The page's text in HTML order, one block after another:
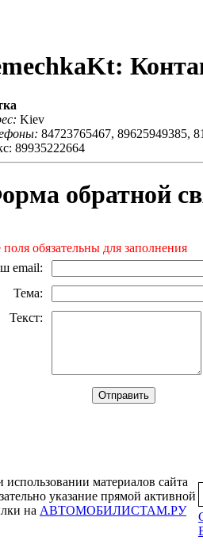
Kiev
84723765467, 89625949385,
89935222664
обратной
поля обязательны для заполнения
email:
Тема:
Текст:
использовании материалов сайта
указание прямой активной
на АВТОМОБИЛИСТАМ.РУ